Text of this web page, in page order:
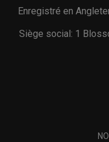
Enregistré en
Siège social: 1